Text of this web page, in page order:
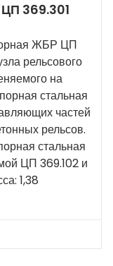
369.301
ЖБР ЦП
рельсового
на
стальная
частей
рельсов.
стальная
ЦП 369.102 и
1,38